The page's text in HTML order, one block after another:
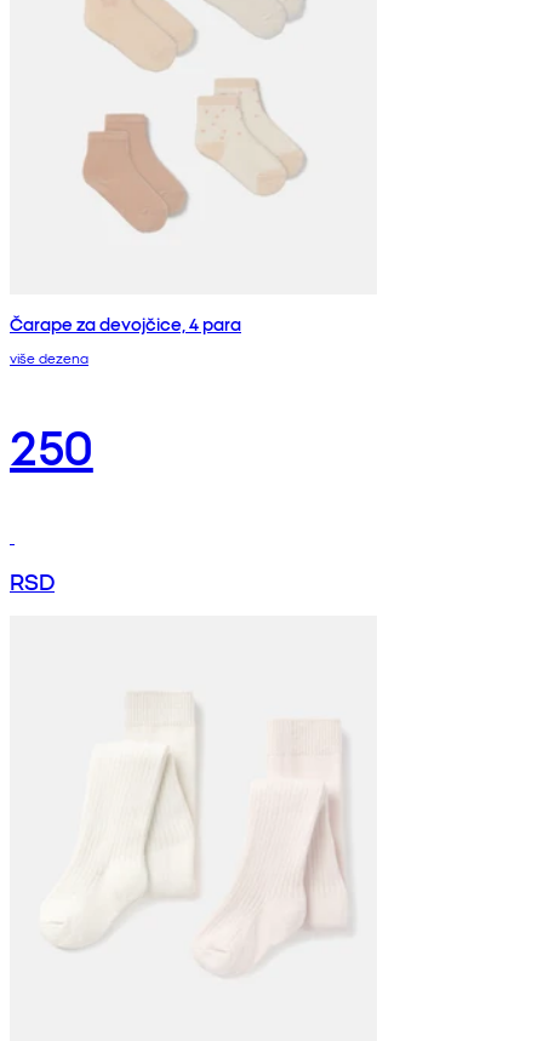
Čarape za devojčice, 4 para
više dezena
250
RSD